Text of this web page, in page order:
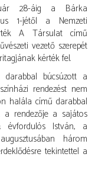
28-áig a Bárka
1-jétől a Nemzeti
A Társulat című
vezető szerepét
kérték fel.
búcsúzott a
rendezést nem
halála című darabbal
rendezője a sajátos
évfordulós István, a
három
tekintettel a